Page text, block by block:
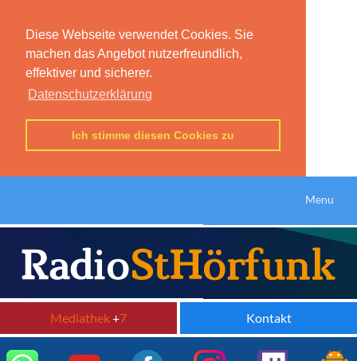
Diese Webseite verwendet Cookies. Sie
machen das Angebot nutzerfreundlich,
effektiver und sicherer.
Datenschutzerklärung
Ich stimme diesen Cookies zu
Menu
Mediathek+7 Kontakt